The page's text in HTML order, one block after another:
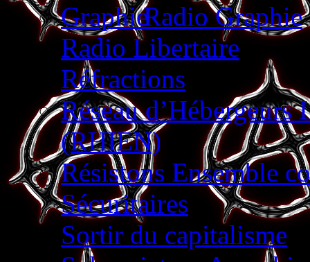
Radio Graphie
Radio Libertaire
Réfractions
Réseau d’Hébergeurs
(RHIEN)
Résistons Ensemble
Sécuritaires
Sortir du capitalisme